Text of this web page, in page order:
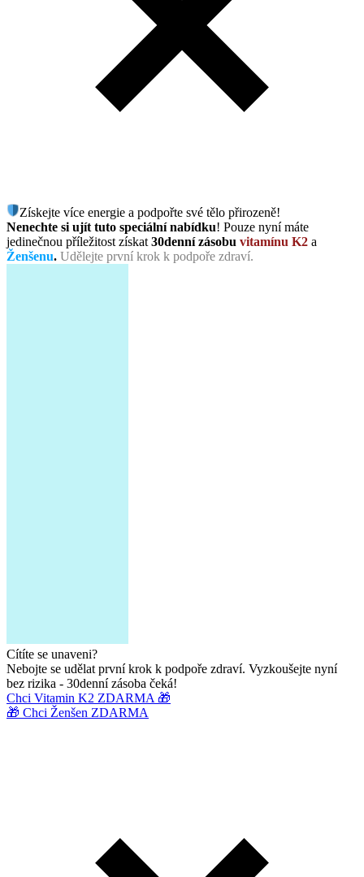
Získejte více energie a podpořte své tělo přirozeně!
Nenechte si ujít tuto speciální nabídku! Pouze nyní máte
jedinečnou příležitost získat 30denní zásobu vitamínu K2 a
Ženšenu. Udělejte první krok k podpoře zdraví.
Cítíte se unaveni?
Nebojte se udělat první krok k podpoře zdraví. Vyzkoušejte nyní
bez rizika - 30denní zásoba čeká!
Chci Vitamin K2 ZDARMA 🎁
🎁 Chci Ženšen ZDARMA